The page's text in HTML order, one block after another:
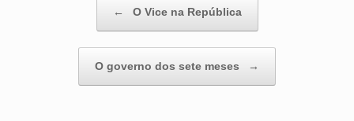
← O Vice na República
O governo dos sete meses →